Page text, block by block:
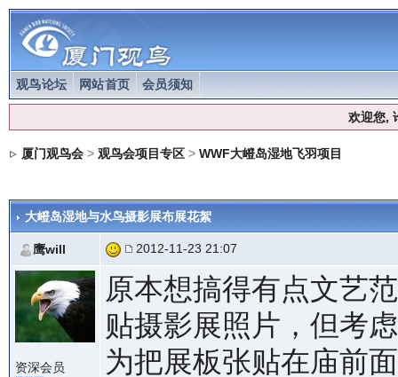
观鸟论坛 网站首页 会员须知
欢迎您,
厦门观鸟会> 观鸟会项目专区> WWF大嶝岛湿地飞羽项目
大嶝岛湿地与水鸟摄影展布展花絮
鹰will 2012-11-23 21:07
资深会员
原本想搞得有点文艺
贴摄影展照片，但考
为把展板张贴在庙前